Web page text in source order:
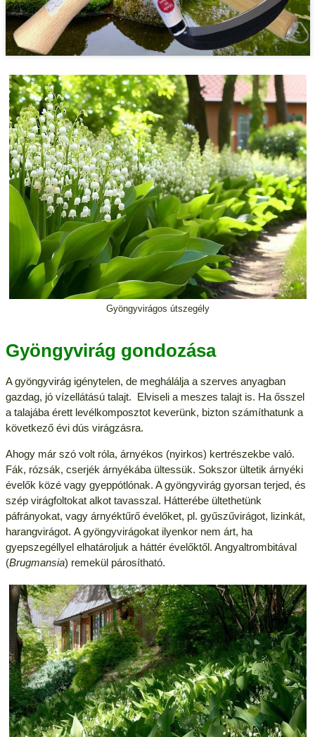
Gyöngyvirágos útszegély
Gyöngyvirág gondozása
A gyöngyvirág igénytelen, de meghálálja a szerves anyagban
gazdag, jó vízellátású talajt. Elviseli a meszes talajt is. Ha ősszel
a talajába érett levélkomposztot keverünk, bizton számíthatunk a
következő évi dús virágzásra.
Ahogy már szó volt róla, árnyékos (nyirkos) kertrészekbe való.
Fák, rózsák, cserjék árnyékába ültessük. Sokszor ültetik árnyéki
évelők közé vagy gyeppótlónak. A gyöngyvirág gyorsan terjed, és
szép virágfoltokat alkot tavasszal. Hátterébe ültethetünk
páfrányokat, vagy árnyéktűrő évelőket, pl. gyűszűvirágot, lizinkát,
harangvirágot. A gyöngyvirágokat ilyenkor nem árt, ha
gyepszegéllyel elhatároljuk a háttér évelőktől. Angyaltrombitával
(Brugmansia) remekül párosítható.